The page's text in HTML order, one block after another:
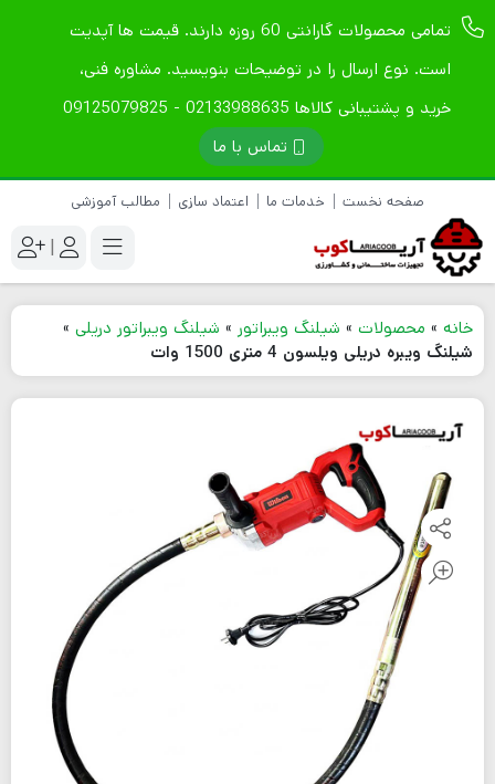
تمامی محصولات گارانتی 60 روزه دارند. قیمت ها آپدیت
است. نوع ارسال را در توضیحات بنویسید. مشاوره فنی،
خرید و پشتیبانی کالاها 02133988635 - 09125079825
تماس با ما
صفحه نخست خدمات ما اعتماد سازی مطالب آموزشی
|
خانه » محصولات » شیلنگ ویبراتور » شیلنگ ویبراتور دریلی »
شیلنگ ویبره دریلی ویلسون 4 متری 1500 وات